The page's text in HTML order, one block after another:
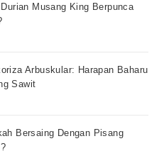
Musang King Berpunca
Arbuskular: Harapan Baharu
Sawit
Bersaing Dengan Pisang